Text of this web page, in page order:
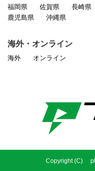
福岡県 佐賀県 長崎県
鹿児島県
沖縄県
海外・オンライン
海外 オンライン
Copyright (C)